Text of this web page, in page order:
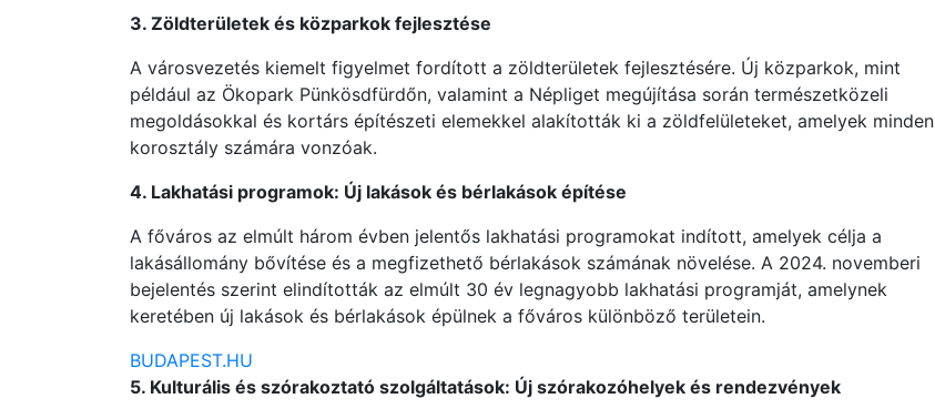
3. Zöldterületek és közparkok fejlesztése
A városvezetés kiemelt figyelmet fordított a zöldterületek fejlesztésére. Új közparkok, mint
például az Ökopark Pünkösdfürdőn, valamint a Népliget megújítása során természetközeli
megoldásokkal és kortárs építészeti elemekkel alakították ki a zöldfelületeket, amelyek minden
korosztály számára vonzóak.
4. Lakhatási programok: Új lakások és bérlakások építése
A főváros az elmúlt három évben jelentős lakhatási programokat indított, amelyek célja a
lakásállomány bővítése és a megfizethető bérlakások számának növelése. A 2024. novemberi
bejelentés szerint elindították az elmúlt 30 év legnagyobb lakhatási programját, amelynek
keretében új lakások és bérlakások épülnek a főváros különböző területein.
BUDAPEST.HU
5. Kulturális és szórakoztató szolgáltatások: Új szórakozóhelyek és rendezvények